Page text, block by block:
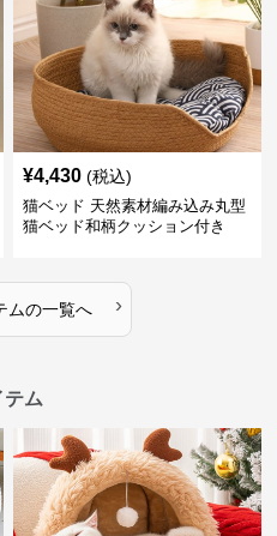
¥4,430 (税込)
猫ベッド 天然素材編み込み丸型
猫ベッド和柄クッション付き
ムの一覧へ ›
ム